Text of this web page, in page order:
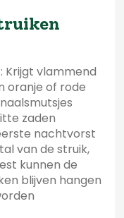
Krijgt vlammend
oranje of rode
zaden
nachtvorst
van de struik,
kunnen de
blijven hangen